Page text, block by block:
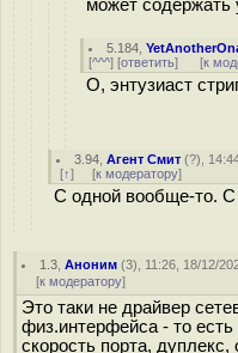
может содержать
5.184 ,
[^^^] [ответить] [к
О, энтузиаст
3.94 ,Агент Смит (?),
[↑] [к модератору]
С одной вообще-то. С
1.3 ,Аноним (3), 11:26, 18/12/
[к модератору]
Это таки не драйвер
физ.интерфейса - то есть
скорость порта,